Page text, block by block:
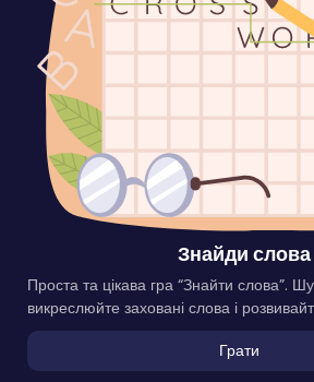
Знайди слова
Проста та цікава гра “Знайти слова”.
викреслюйте заховані слова і
Грати